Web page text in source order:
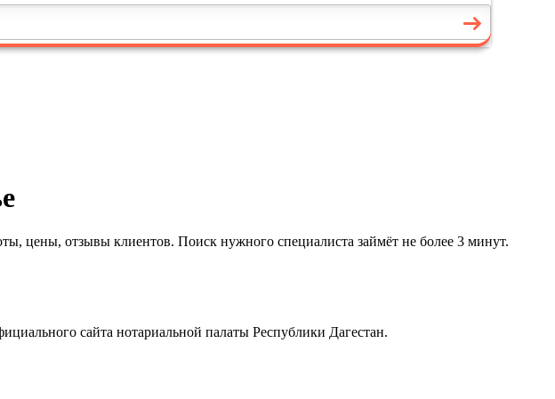
цены, отзывы клиентов. Поиск нужного специалиста займёт не более 3 минут.
сайта нотариальной палаты Республики Дагестан.